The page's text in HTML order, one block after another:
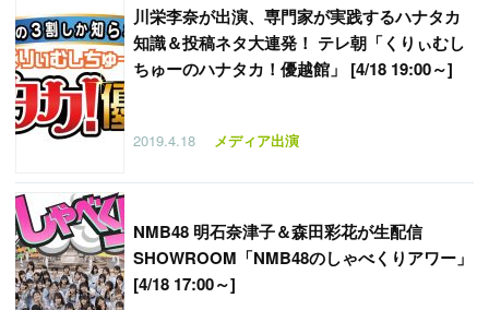
川栄李奈が出演、専門家が実践するハナタカ
知識＆投稿ネタ大連発！ テレ朝「くりぃむし
ちゅーのハナタカ！優越館」 [4/18 19:00～]
2019.4.18 メディア出演
NMB48 明石奈津子＆森田彩花が生配信
SHOWROOM「NMB48のしゃべくりアワー」
[4/18 17:00～]